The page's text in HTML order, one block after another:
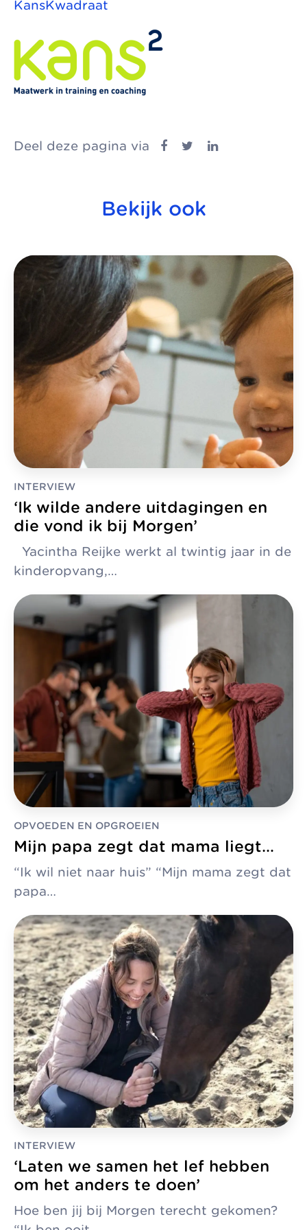
KansKwadraat
Deel deze pagina via
Bekijk ook
INTERVIEW
‘Ik wilde andere uitdagingen en
die vond ik bij Morgen’
Yacintha Reijke werkt al twintig jaar in de
kinderopvang,…
OPVOEDEN EN OPGROEIEN
Mijn papa zegt dat mama liegt…
“Ik wil niet naar huis” “Mijn mama zegt dat
papa…
INTERVIEW
‘Laten we samen het lef hebben
om het anders te doen’
Hoe ben jij bij Morgen terecht gekomen?